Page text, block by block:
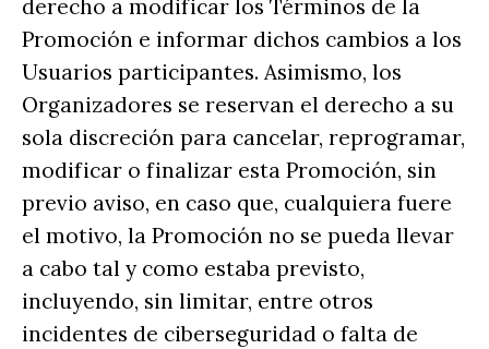
derecho a modificar los Términos de la
Promoción e informar dichos cambios a los
Usuarios participantes. Asimismo, los
Organizadores se reservan el derecho a su
sola discreción para cancelar, reprogramar,
modificar o finalizar esta Promoción, sin
previo aviso, en caso que, cualquiera fuere
el motivo, la Promoción no se pueda llevar
a cabo tal y como estaba previsto,
incluyendo, sin limitar, entre otros
incidentes de ciberseguridad o falta de